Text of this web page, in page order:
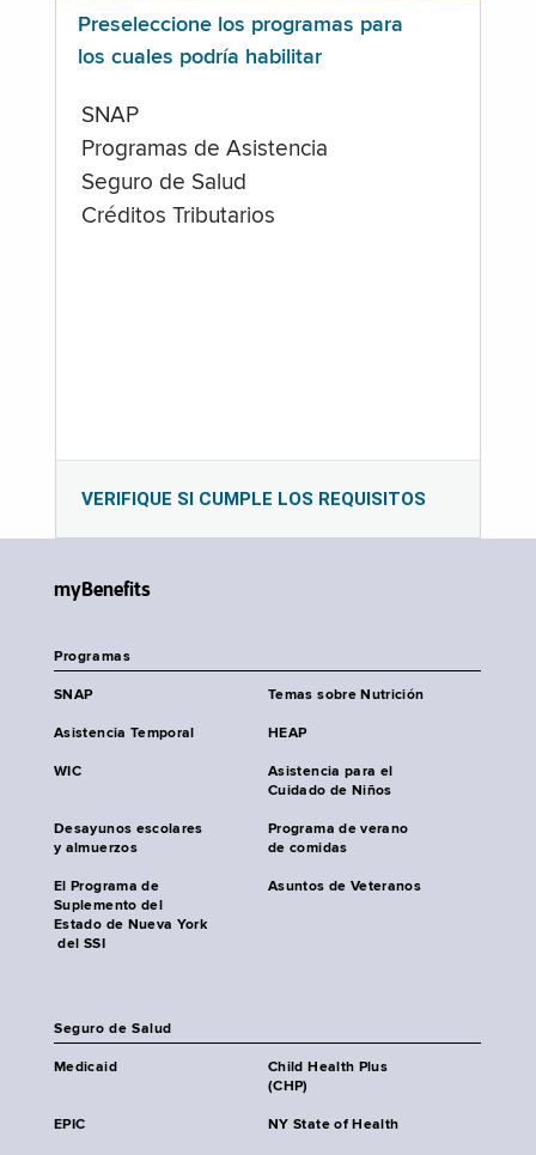
Preseleccione los programas para
los cuales podría habilitar
SNAP
Programas de Asistencia
Seguro de Salud
Créditos Tributarios
VERIFIQUE SI CUMPLE LOS REQUISITOS
myBenefits
Programas
SNAP Temas sobre Nutrición
Asistencia Temporal HEAP
WIC
Asistencia para el
Cuidado de Niños
Desayunos escolares
y almuerzos
Programa de verano
de comidas
El Programa de
Suplemento del
Estado de Nueva York
del SSI
Asuntos de Veteranos
Seguro de Salud
Medicaid
Child Health Plus
(CHP)
EPIC NY State of Health